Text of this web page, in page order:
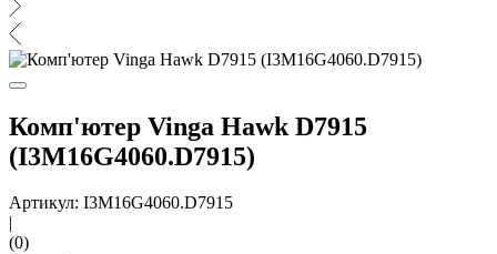
Комп'ютер Vinga Hawk D7915
(I3M16G4060.D7915)
Артикул: I3M16G4060.D7915
|
(0)